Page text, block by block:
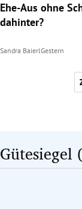
Ehe-Aus ohne
dahinter?
Sandra BaierlGestern
Gütesiegel